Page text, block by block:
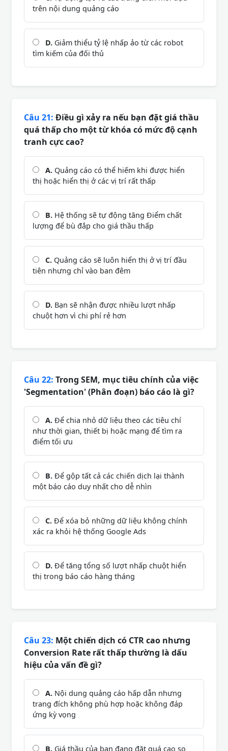
trên nội dung quảng cáo
D. Giảm thiểu tỷ lệ nhấp ảo từ các robot
tìm kiếm của đối thủ
Câu 21: Điều gì xảy ra nếu bạn đặt giá thầu
quá thấp cho một từ khóa có mức độ cạnh
tranh cực cao?
A. Quảng cáo có thể hiếm khi được hiển
thị hoặc hiển thị ở các vị trí rất thấp
B. Hệ thống sẽ tự động tăng Điểm chất
lượng để bù đắp cho giá thầu thấp
C. Quảng cáo sẽ luôn hiển thị ở vị trí đầu
tiên nhưng chỉ vào ban đêm
D. Bạn sẽ nhận được nhiều lượt nhấp
chuột hơn vì chi phí rẻ hơn
Câu 22: Trong SEM, mục tiêu chính của việc
'Segmentation' (Phân đoạn) báo cáo là gì?
A. Để chia nhỏ dữ liệu theo các tiêu chí
như thời gian, thiết bị hoặc mạng để tìm ra
điểm tối ưu
B. Để gộp tất cả các chiến dịch lại thành
một báo cáo duy nhất cho dễ nhìn
C. Để xóa bỏ những dữ liệu không chính
xác ra khỏi hệ thống Google Ads
D. Để tăng tổng số lượt nhấp chuột hiển
thị trong báo cáo hàng tháng
Câu 23: Một chiến dịch có CTR cao nhưng
Conversion Rate rất thấp thường là dấu
hiệu của vấn đề gì?
A. Nội dung quảng cáo hấp dẫn nhưng
trang đích không phù hợp hoặc không đáp
ứng kỳ vọng
B. Giá thầu của bạn đang đặt quá cao so